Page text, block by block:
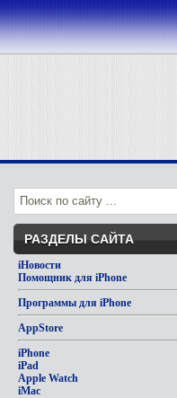
РАЗДЕЛЫ САЙТА
iНовости
Помощник для iPhone
Программы для iPhone
AppStore
iPhone
iPad
Apple Watch
iMac